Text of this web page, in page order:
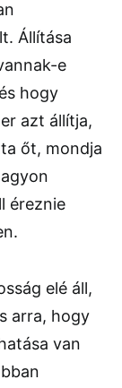
Állítása
e
hogy
azt állítja,
őt, mondja
éreznie
elé áll,
arra, hogy
van